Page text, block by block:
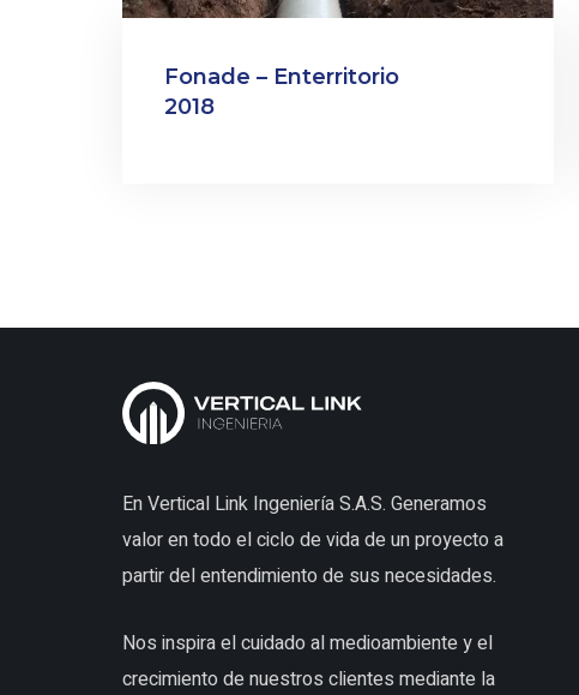
Fonade – Enterritorio
2018
En Vertical Link Ingeniería S.A.S. Generamos
valor en todo el ciclo de vida de un proyecto a
partir del entendimiento de sus necesidades.
Nos inspira el cuidado al medioambiente y el
crecimiento de nuestros clientes mediante la